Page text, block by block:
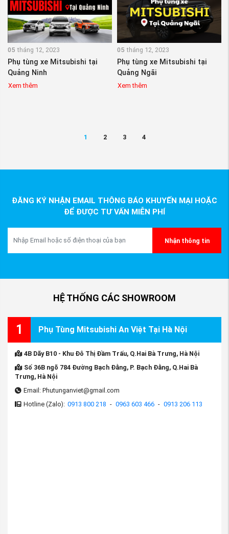
05 tháng 12, 2023
Phụ tùng xe Mitsubishi tại
Quảng Ninh
Xem thêm
05 tháng 12, 2023
Phụ tùng xe Mitsubishi tại
Quảng Ngãi
Xem thêm
1 2 3 4
ĐĂNG KÝ NHẬN EMAIL THÔNG BÁO KHUYẾN MẠI HOẶC
ĐỂ ĐƯỢC TƯ VẤN MIỄN PHÍ
Nhận thông tin
HỆ THỐNG CÁC SHOWROOM
1 Phụ Tùng Mitsubishi An Việt Tại Hà Nội
4B Dãy B10 - Khu Đô Thị Đầm Trấu, Q.Hai Bà Trưng, Hà Nội
Số 36B ngõ 784 Đường Bạch Đằng, P. Bạch Đằng, Q.Hai Bà
Trưng, Hà Nội
Email: Phutunganviet@gmail.com
Hotline (Zalo): 0913 800 218 - 0963 603 466 - 0913 206 113